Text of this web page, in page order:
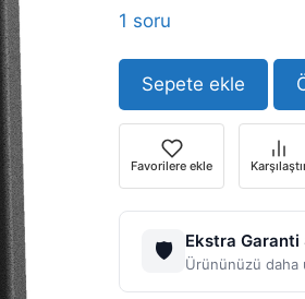
1 soru
Sepete ekle
Favorilere ekle
🛡️ Ekstra
Ürününüzü daha